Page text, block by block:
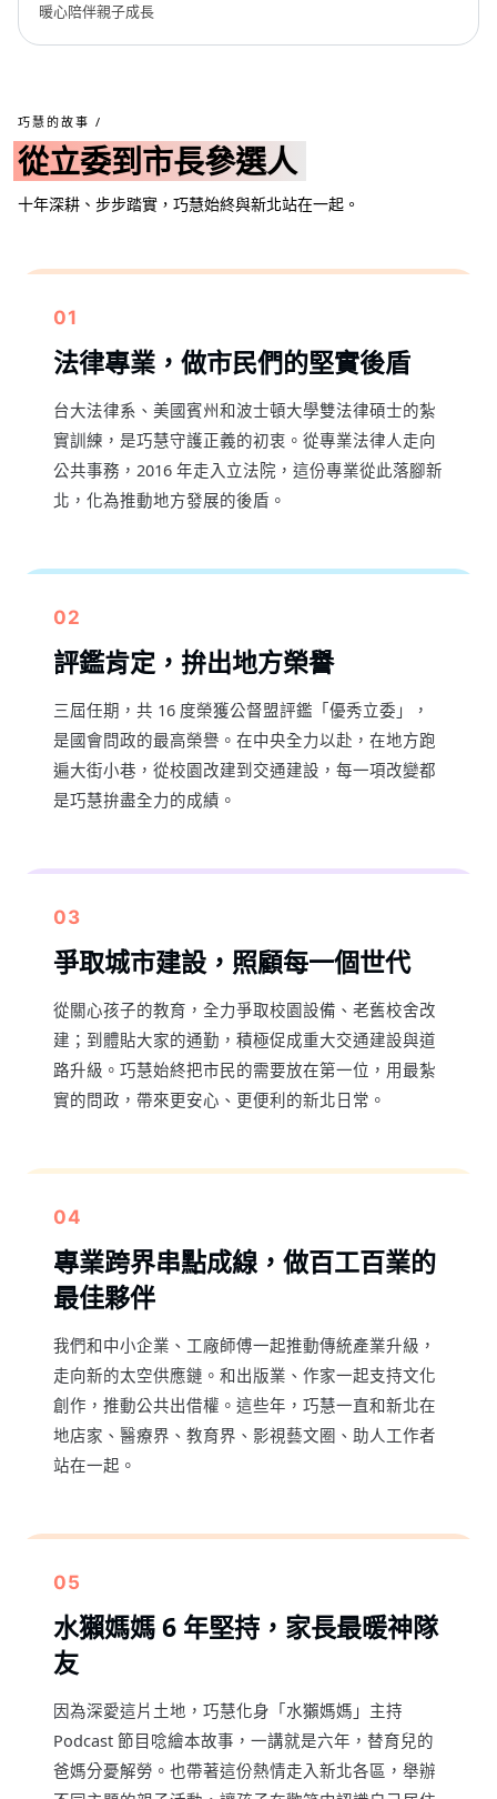
暖心陪伴親子成長
巧慧的故事 /
從立委到市長參選人
十年深耕、步步踏實，巧慧始終與新北站在一起。
01
法律專業，做市民們的堅實後盾
台大法律系、美國賓州和波士頓大學雙法律碩士的紮
實訓練，是巧慧守護正義的初衷。從專業法律人走向
公共事務，2016 年走入立法院，這份專業從此落腳新
北，化為推動地方發展的後盾。
02
評鑑肯定，拚出地方榮譽
三屆任期，共 16 度榮獲公督盟評鑑「優秀立委」，
是國會問政的最高榮譽。在中央全力以赴，在地方跑
遍大街小巷，從校園改建到交通建設，每一項改變都
是巧慧拚盡全力的成績。
03
爭取城市建設，照顧每一個世代
從關心孩子的教育，全力爭取校園設備、老舊校舍改
建；到體貼大家的通勤，積極促成重大交通建設與道
路升級。巧慧始終把市民的需要放在第一位，用最紮
實的問政，帶來更安心、更便利的新北日常。
04
專業跨界串點成線，做百工百業的
最佳夥伴
我們和中小企業、工廠師傅一起推動傳統產業升級，
走向新的太空供應鏈。和出版業、作家一起支持文化
創作，推動公共出借權。這些年，巧慧一直和新北在
地店家、醫療界、教育界、影視藝文圈、助人工作者
站在一起。
05
水獺媽媽 6 年堅持，家長最暖神隊
友
因為深愛這片土地，巧慧化身「水獺媽媽」主持
Podcast 節目唸繪本故事，一講就是六年，替育兒的
爸媽分憂解勞。也帶著這份熱情走入新北各區，舉辦